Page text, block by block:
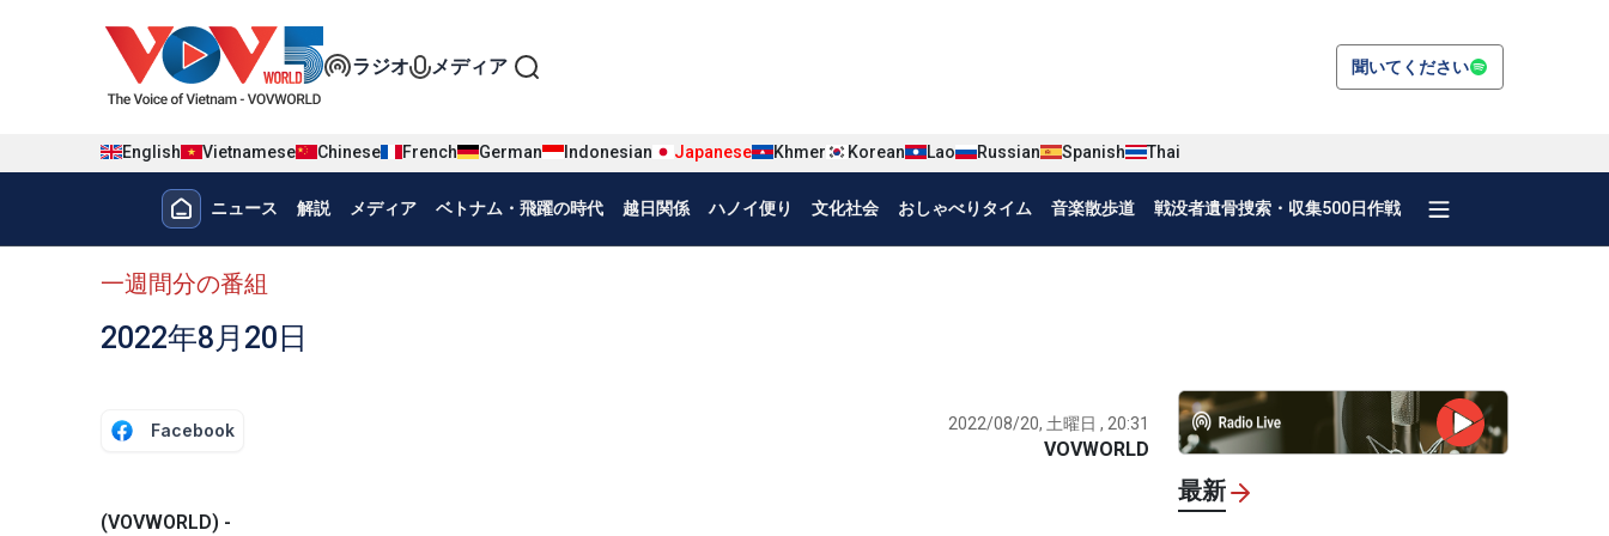
Đa phương tiện tiếng Nhật
ラジオ メディア 聞いてください
English Vietnamese Chinese French German Indonesian Japanese Khmer Korean Lao Russian Spanish Thai
Menu trang chủ tiếng nhật
ニュース 解説 メディア ベトナム・飛躍の時代 越日関係 ハノイ便り 文化社会 おしゃべりタイム 音楽散歩道 戦没者遺骨捜索・収集500日作戦
menu phụ tiếng Nhật
一週間分の番組
2022年8月20日
Facebook 2022/08/20, 土曜日 , 20:31
VOVWORLD
(VOVWORLD) -
最新